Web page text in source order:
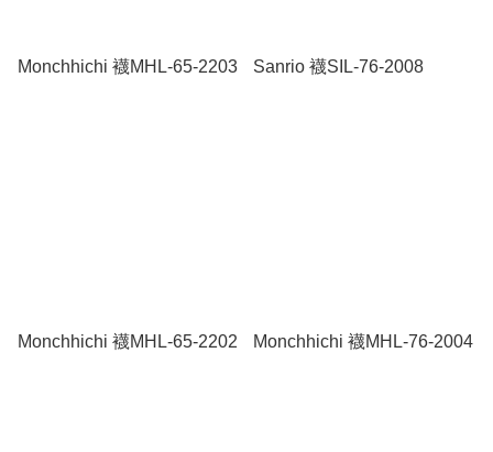
Monchhichi 襪MHL-65-2203 Sanrio 襪SIL-76-2008
Monchhichi 襪MHL-65-2202 Monchhichi 襪MHL-76-2004